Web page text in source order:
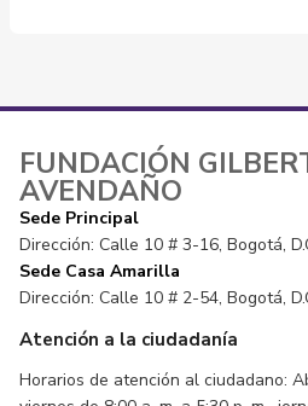
FUNDACIÓN
AVENDAÑO
Sede Principal
Dirección: Calle 10 # 3-16, Bogotá,
Sede Casa Amarilla
Dirección: Calle 10 # 2-54, Bogotá,
Atención a la ciudadanía
Horarios de atención al ciudadano: